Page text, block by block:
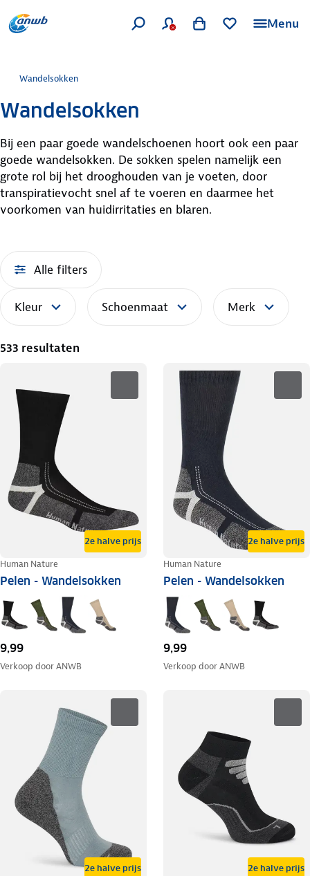
Menu
Wandelsokken
Wandelsokken
Bij een paar goede wandelschoenen hoort ook een paar
goede wandelsokken. De sokken spelen namelijk een
grote rol bij het drooghouden van je voeten, door
transpiratievocht snel af te voeren en daarmee het
voorkomen van huidirritaties en blaren.
Alle filters
Kleur Schoenmaat Merk
533 resultaten
2e halve prijs
Human Nature
Pelen - Wandelsokken
9,99
Verkoop doorANWB
2e halve prijs
Human Nature
Pelen - Wandelsokken
9,99
Verkoop doorANWB
2e halve prijs 2e halve prijs